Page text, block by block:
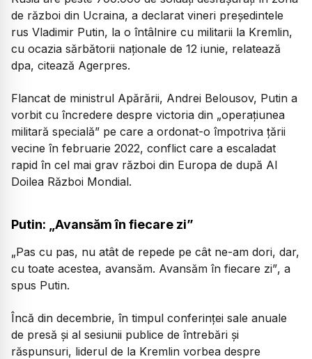
de război din Ucraina, a declarat vineri președintele
rus Vladimir Putin, la o întâlnire cu militarii la Kremlin,
cu ocazia sărbătorii naționale de 12 iunie, relatează
dpa, citează Agerpres.
Flancat de ministrul Apărării, Andrei Belousov, Putin a
vorbit cu încredere despre victoria din „operațiunea
militară specială” pe care a ordonat-o împotriva țării
vecine în februarie 2022, conflict care a escaladat
rapid în cel mai grav război din Europa de după Al
Doilea Război Mondial.
Putin: „Avansăm în fiecare zi”
„Pas cu pas, nu atât de repede pe cât ne-am dori, dar,
cu toate acestea, avansăm. Avansăm în fiecare zi”, a
spus Putin.
Încă din decembrie, în timpul conferinței sale anuale
de presă și al sesiunii publice de întrebări și
răspunsuri, liderul de la Kremlin vorbea despre